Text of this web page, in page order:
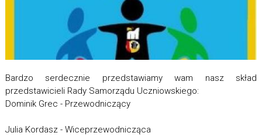
Bardzo serdecznie przedstawiamy wam nasz skład
przedstawicieli Rady Samorządu Uczniowskiego:
Dominik Grec - Przewodniczący
Julia Kordasz - Wiceprzewodnicząca